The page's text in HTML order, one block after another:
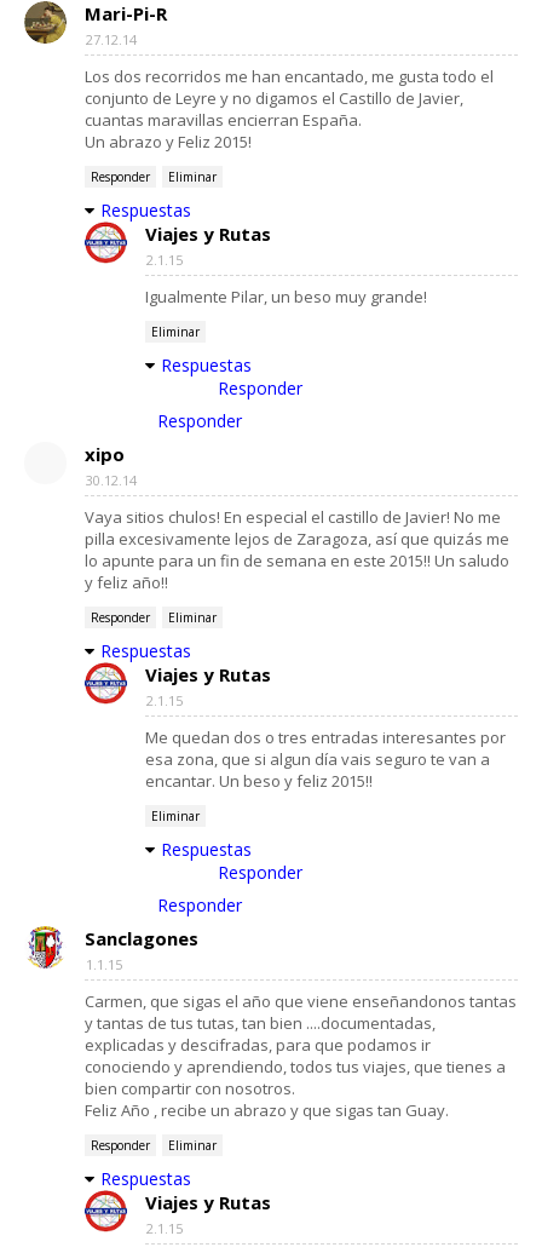
Mari-Pi-R
27.12.14
Los dos recorridos me han encantado, me gusta todo el
conjunto de Leyre y no digamos el Castillo de Javier,
cuantas maravillas encierran España.
Un abrazo y Feliz 2015!
Responder Eliminar
Respuestas
Viajes y Rutas
2.1.15
Igualmente Pilar, un beso muy grande!
Eliminar
Respuestas
Responder
Responder
xipo
30.12.14
Vaya sitios chulos! En especial el castillo de Javier! No me
pilla excesivamente lejos de Zaragoza, así que quizás me
lo apunte para un fin de semana en este 2015!! Un saludo
y feliz año!!
Responder Eliminar
Respuestas
Viajes y Rutas
2.1.15
Me quedan dos o tres entradas interesantes por
esa zona, que si algun día vais seguro te van a
encantar. Un beso y feliz 2015!!
Eliminar
Respuestas
Responder
Responder
Sanclagones
1.1.15
Carmen, que sigas el año que viene enseñandonos tantas
y tantas de tus tutas, tan bien ....documentadas,
explicadas y descifradas, para que podamos ir
conociendo y aprendiendo, todos tus viajes, que tienes a
bien compartir con nosotros.
Feliz Año , recibe un abrazo y que sigas tan Guay.
Responder Eliminar
Respuestas
Viajes y Rutas
2.1.15